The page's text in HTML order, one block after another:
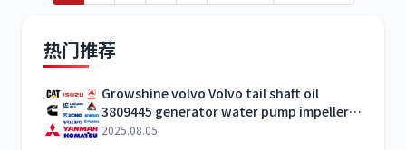
热门推荐
Growshine volvo Volvo tail shaft oil
3809445 generator water pump impeller
company manufacturer sales telephone
2025.08.05